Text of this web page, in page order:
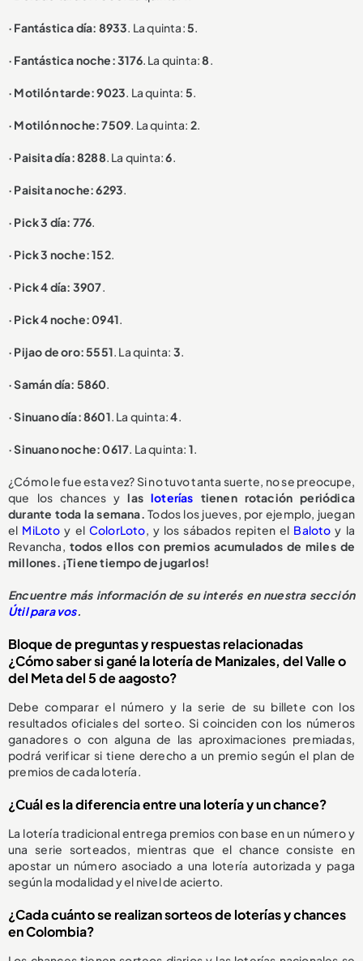
· Fantástica día: 8933. La quinta:5.
· Fantástica noche: 3176. La quinta:8.
· Motilón tarde: 9023. La quinta: 5.
· Motilón noche: 7509. La quinta: 2.
· Paisita día: 8288. La quinta:6.
· Paisita noche: 6293.
· Pick 3 día: 776.
· Pick 3 noche: 152.
· Pick 4 día: 3907.
· Pick 4 noche: 0941.
· Pijao de oro: 5551. La quinta: 3.
· Samán día: 5860.
· Sinuano día: 8601. La quinta:4.
· Sinuano noche: 0617. La quinta: 1.
¿Cómo le fue esta vez? Si no tuvo tanta suerte, no se preocupe,
que los chances ylasloterías tienen rotación periódica
durante toda la semana. Todos los jueves, por ejemplo, juegan
el MiLoto y el ColorLoto, y los sábados repiten el Baloto y la
Revancha, todos ellos con premios acumulados de miles de
millones. ¡Tiene tiempo de jugarlos!
Encuentre más información de su interés en nuestra sección
Útil para vos.
Bloque de preguntas y respuestas relacionadas
¿Cómo saber si gané la lotería de Manizales, del Valle o
del Meta del 5 de aagosto?
Debe comparar el número y la serie de su billete con los
resultados oficiales del sorteo. Si coinciden con los números
ganadores o con alguna de las aproximaciones premiadas,
podrá verificar si tiene derecho a un premio según el plan de
premios de cada lotería.
¿Cuál es la diferencia entre una lotería y un chance?
La lotería tradicional entrega premios con base en un número y
una serie sorteados, mientras que el chance consiste en
apostar un número asociado a una lotería autorizada y paga
según la modalidad y el nivel de acierto.
¿Cada cuánto se realizan sorteos de loterías y chances
en Colombia?